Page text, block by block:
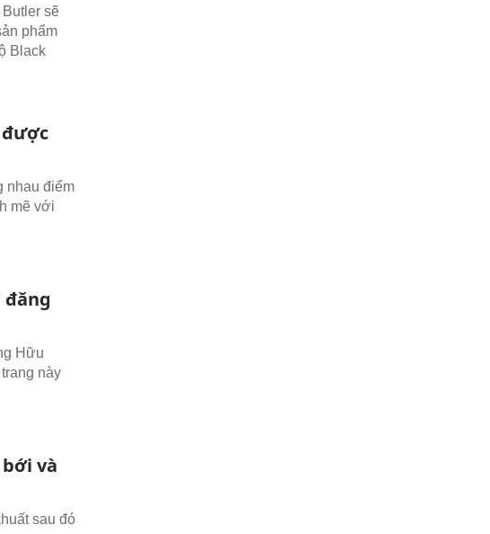
sẽ
phẩm
Black
nhau điểm
mẽ với
đăng
Hữu
này
và
sau đó